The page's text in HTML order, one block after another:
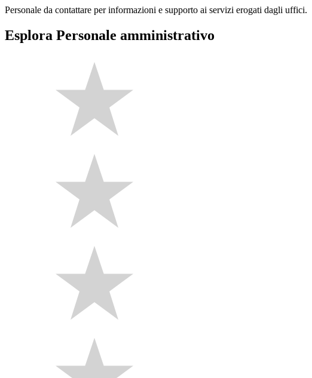
Personale da contattare per informazioni e supporto ai servizi erogati dagli uffici.
Esplora Personale amministrativo